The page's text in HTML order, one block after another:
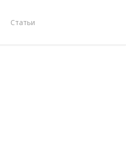
Статьи